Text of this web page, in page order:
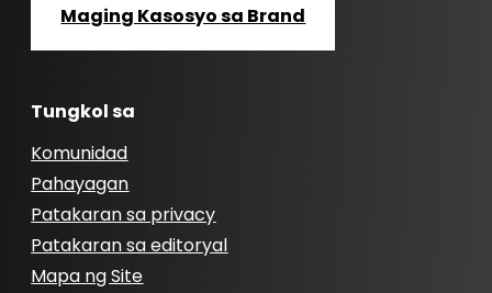
Maging Kasosyo sa Brand
Tungkol sa
Komunidad
Pahayagan
Patakaran sa privacy
Patakaran sa editoryal
Mapa ng Site